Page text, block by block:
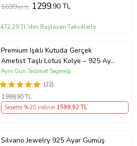
1699,90 TL 1299,90 TL
472,29 TL'den Başlayan Taksitlerle
Premium Işıklı Kutuda Gerçek
Ametist Taşlı Lotus Kolye – 925 Ayar
Gümüş Kadın Kolye
(22)
Aynı Gün Teslimat Seçeneği
1999,90 TL
Sepette %20 İndirim 1599,92 TL
Silvano Jewelry 925 Ayar Gümüş